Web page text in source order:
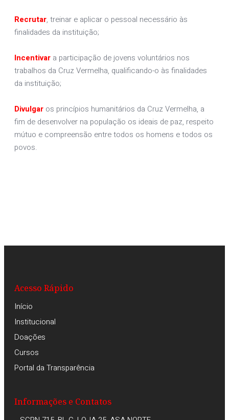
Recrutar, treinar e aplicar o pessoal necessário às
finalidades da instituição;
Incentivar a participação de jovens voluntários nos
trabalhos da Cruz Vermelha, qualificando-o às finalidades
da instituição;
Divulgar os princípios humanitários da Cruz Vermelha, a
fim de desenvolver na população os ideais de paz, respeito
mútuo e compreensão entre todos os homens e todos os
povos.
Acesso Rápido
Início
Institucional
Doações
Cursos
Portal da Transparência
Informações e Contatos